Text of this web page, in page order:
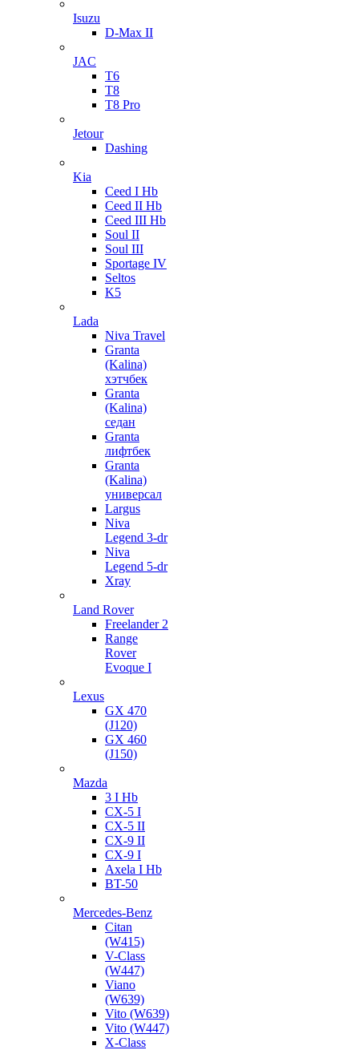
Isuzu
D-Max II
JAC
T6
T8
T8 Pro
Jetour
Dashing
Kia
Ceed I Hb
Ceed II Hb
Ceed III Hb
Soul II
Soul III
Sportage IV
Seltos
K5
Lada
Niva Travel
Granta
(Kalina)
хэтчбек
Granta
(Kalina)
седан
Granta
лифтбек
Granta
(Kalina)
универсал
Largus
Niva
Legend 3-dr
Niva
Legend 5-dr
Xray
Land Rover
Freelander 2
Range
Rover
Evoque I
Lexus
GX 470
(J120)
GX 460
(J150)
Mazda
3 I Hb
CX-5 I
CX-5 II
CX-9 II
CX-9 I
Axela I Hb
BT-50
Mercedes-Benz
Citan
(W415)
V-Class
(W447)
Viano
(W639)
Vito (W639)
Vito (W447)
X-Class